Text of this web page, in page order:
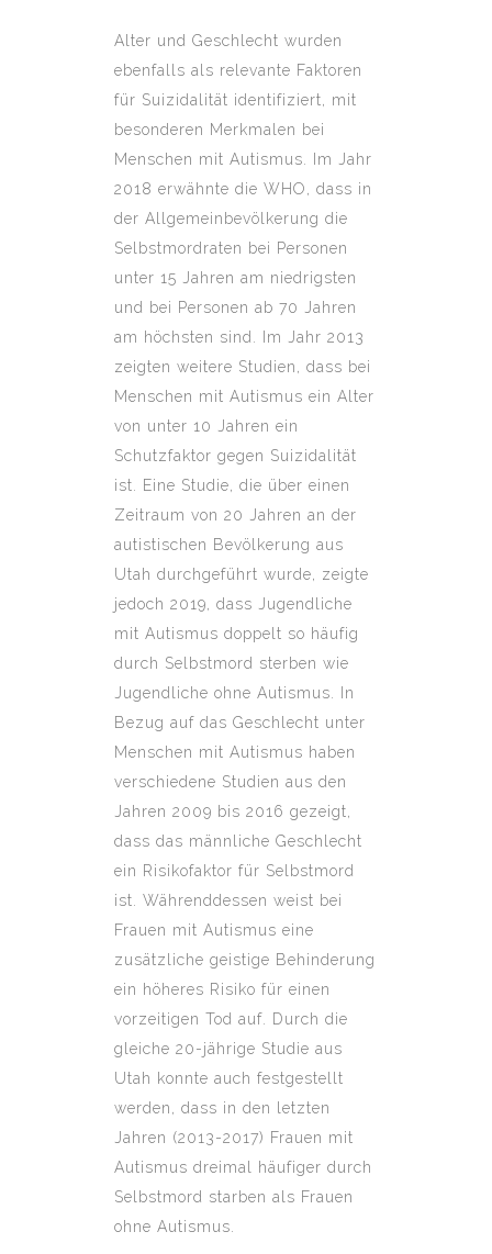
Alter und Geschlecht wurden
ebenfalls als relevante Faktoren
für Suizidalität identifiziert, mit
besonderen Merkmalen bei
Menschen mit Autismus. Im Jahr
2018 erwähnte die WHO, dass in
der Allgemeinbevölkerung die
Selbstmordraten bei Personen
unter 15 Jahren am niedrigsten
und bei Personen ab 70 Jahren
am höchsten sind. Im Jahr 2013
zeigten weitere Studien, dass bei
Menschen mit Autismus ein Alter
von unter 10 Jahren ein
Schutzfaktor gegen Suizidalität
ist. Eine Studie, die über einen
Zeitraum von 20 Jahren an der
autistischen Bevölkerung aus
Utah durchgeführt wurde, zeigte
jedoch 2019, dass Jugendliche
mit Autismus doppelt so häufig
durch Selbstmord sterben wie
Jugendliche ohne Autismus. In
Bezug auf das Geschlecht unter
Menschen mit Autismus haben
verschiedene Studien aus den
Jahren 2009 bis 2016 gezeigt,
dass das männliche Geschlecht
ein Risikofaktor für Selbstmord
ist. Währenddessen weist bei
Frauen mit Autismus eine
zusätzliche geistige Behinderung
ein höheres Risiko für einen
vorzeitigen Tod auf. Durch die
gleiche 20-jährige Studie aus
Utah konnte auch festgestellt
werden, dass in den letzten
Jahren (2013-2017) Frauen mit
Autismus dreimal häufiger durch
Selbstmord starben als Frauen
ohne Autismus.